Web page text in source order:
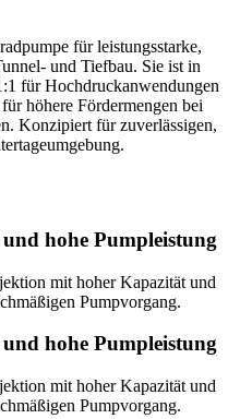
für leistungsstarke,
und Tiefbau. Sie ist in
für Hochdruckanwendungen
höhere Fördermengen bei
Konzipiert für zuverlässigen,
hohe Pumpleistung
mit hoher Kapazität und
Pumpvorgang.
hohe Pumpleistung
mit hoher Kapazität und
Pumpvorgang.